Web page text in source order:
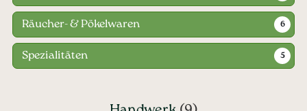
Räucher- & Pökelwaren 6
Spezialitäten 5